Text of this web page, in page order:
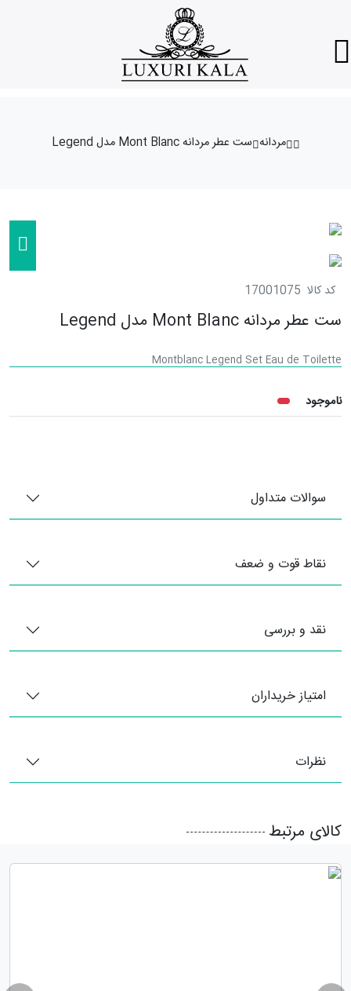
مردانه ست عطر مردانه Mont Blanc مدل Legend
کد کالا 17001075
ست عطر مردانه Mont Blanc مدل Legend
Montblanc Legend Set Eau de Toilette
ناموجود
سوالات متداول
نقاط قوت و ضعف
نقد و بررسی
امتیاز خریداران
نظرات
کالای مرتبط